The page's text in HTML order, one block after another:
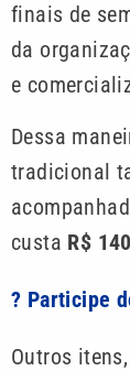
finais de
da
e
Dessa
tradicional
custa R$
? Participe
Outros